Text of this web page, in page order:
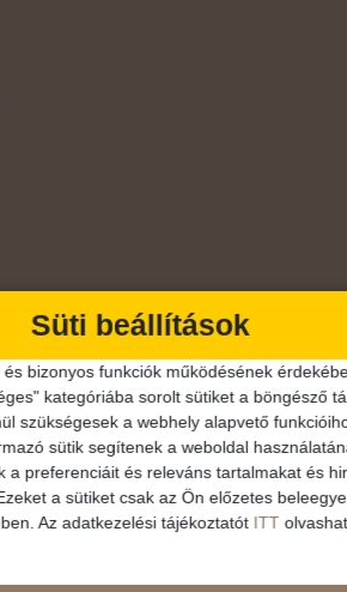
Süti beállítások
bizonyos funkciók működésének
kategóriába sorolt sütiket a böngésző
szükségesek a webhely alapvető
sütik segítenek a weboldal
a preferenciáit és releváns tartalmakat és
a sütiket csak az Ön előzetes
Az adatkezelési tájékoztatót ITT